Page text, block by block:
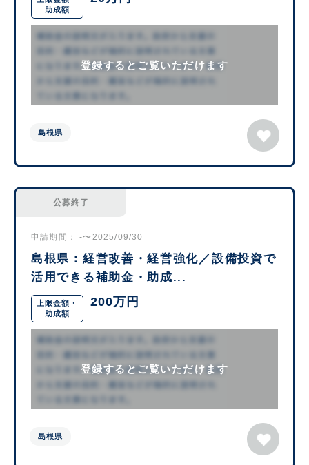
助成額
登録するとご覧いただけます
島根県
公募終了
申請期間： -〜2025/09/30
島根県：経営改善・経営強化／設備投資で
活用できる補助金・助成...
上限金額・
助成額
200万円
登録するとご覧いただけます
島根県